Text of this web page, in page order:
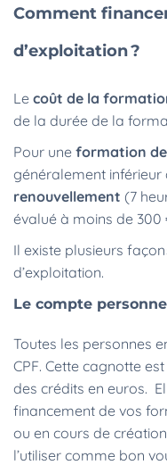
Comment
d’exploitation ?
Lecoût de la
de la durée de la
Pour une formation de
généralement inférieur
renouvellement (7
évalué à moins de 300
Il existe plusieurs
d’exploitation.
Le compte
Toutes les personnes
CPF. Cette cagnotte
des crédits en euros.
financement de vos
ou en cours de
l’utiliser comme bon